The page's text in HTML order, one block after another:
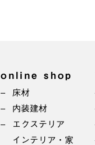
online shop
床材
内装建材
エクステリア
インテリア・家